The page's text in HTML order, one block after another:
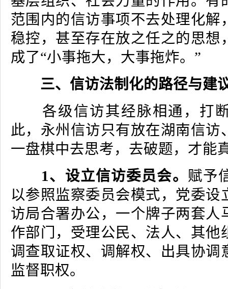
范围内的信访事项不去处理化解
稳控，甚至存在放之任之的思想
成了“小事拖大，大事拖炸。”
三、信访法制化的路径与建
各级信访其经脉相通，打断
此，永州信访只有放在湖南信访
一盘棋中去思考，去破题，才能
1、设立信访委员会。 赋予
以参照监察委员会模式，党委设
访局合署办公，一个牌子两套人
作部门，受理公民、法人、其他
调查取证权、调解权、出具协调
监督职权。